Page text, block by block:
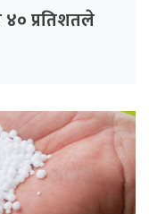
४० प्रतिशतले